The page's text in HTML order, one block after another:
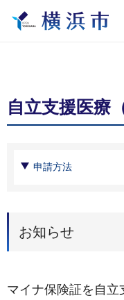
自立支援医療
申請方法
お知らせ
マイナ保険証を自